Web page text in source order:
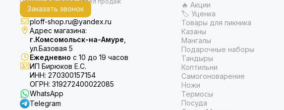
Заказать звонок
ploff-shop.ru@yandex.ru
Адрес магазина:
г.Комсомольск-на-Амуре
ул.Базовая 5
Ежедневно с 10 до 19 часов
ИП Бирюков Е.С.
ИНН: 270300157154
ОГРН: 319272400022085
WhatsApp
Telegram
🔥 Акции
🏷 Уценка
Товары для пикника
Казаны
Мангалы
Подарочные наборы
Тандыры
Коптильни
Самогоноварение
Ножи
Термосы
Посуда